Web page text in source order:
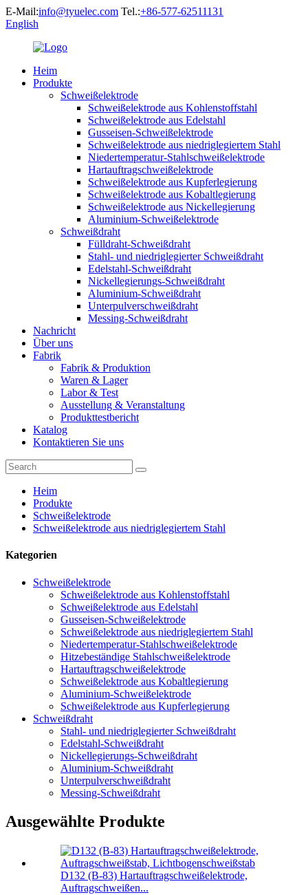
E-Mail:info@tyuelec.com Tel.:+86-577-62511131
English
Heim
Produkte
Schweißelektrode
Schweißelektrode aus Kohlenstoffstahl
Schweißelektrode aus Edelstahl
Gusseisen-Schweißelektrode
Schweißelektrode aus niedriglegiertem Stahl
Niedertemperatur-Stahlschweißelektrode
Hartauftragschweißelektrode
Schweißelektrode aus Kupferlegierung
Schweißelektrode aus Kobaltlegierung
Schweißelektrode aus Nickellegierung
Aluminium-Schweißelektrode
Schweißdraht
Fülldraht-Schweißdraht
Stahl- und niedriglegierter Schweißdraht
Edelstahl-Schweißdraht
Nickellegierungs-Schweißdraht
Aluminium-Schweißdraht
Unterpulverschweißdraht
Messing-Schweißdraht
Nachricht
Über uns
Fabrik
Fabrik & Produktion
Waren & Lager
Labor & Test
Ausstellung & Veranstaltung
Produkttestbericht
Katalog
Kontaktieren Sie uns
Heim
Produkte
Schweißelektrode
Schweißelektrode aus niedriglegiertem Stahl
Kategorien
Schweißelektrode
Schweißelektrode aus Kohlenstoffstahl
Schweißelektrode aus Edelstahl
Gusseisen-Schweißelektrode
Schweißelektrode aus niedriglegiertem Stahl
Niedertemperatur-Stahlschweißelektrode
Hitzebeständige Stahlschweißelektrode
Hartauftragschweißelektrode
Schweißelektrode aus Kobaltlegierung
Aluminium-Schweißelektrode
Schweißelektrode aus Kupferlegierung
Schweißdraht
Stahl- und niedriglegierter Schweißdraht
Edelstahl-Schweißdraht
Nickellegierungs-Schweißdraht
Aluminium-Schweißdraht
Unterpulverschweißdraht
Messing-Schweißdraht
Ausgewählte Produkte
D132 (B-83) Hartauftragschweißelektrode,
Auftragschweißen...